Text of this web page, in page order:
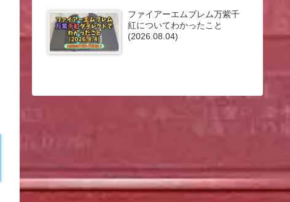
ファイアーエムブレム万紫千
紅についてわかったこと
(2026.08.04)